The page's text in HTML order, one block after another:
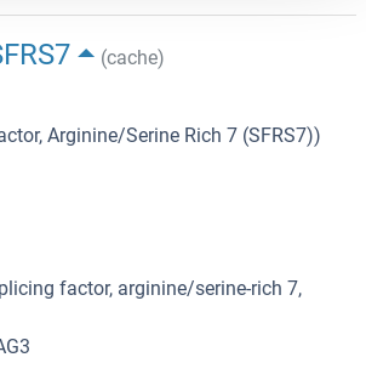
(cache)
Arginine/Serine Rich 7 (SFRS7))
factor, arginine/serine-rich 7,